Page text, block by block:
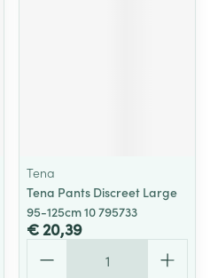
Tena
Tena Pants Discreet Large
95-125cm 10 795733
€ 20,39